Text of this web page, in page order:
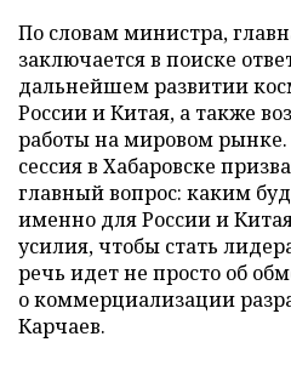
По словам министра,
заключается в поиске
дальнейшем развитии
России и Китая, а также
работы на мировом рынке.
сессия в Хабаровске
главный вопрос: каким
именно для России и
усилия, чтобы стать
речь идет не просто об
о коммерциализации
Карчаев.